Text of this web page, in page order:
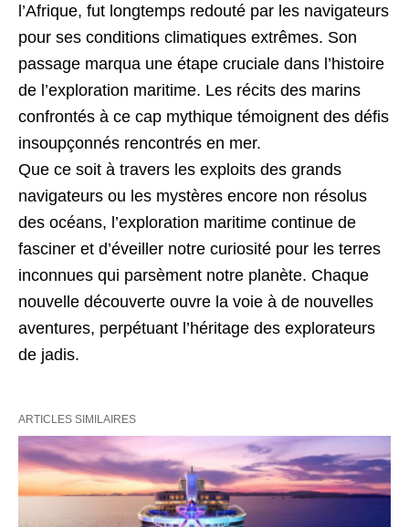
l’Afrique, fut longtemps redouté par les navigateurs
pour ses conditions climatiques extrêmes. Son
passage marqua une étape cruciale dans l’histoire
de l’exploration maritime. Les récits des marins
confrontés à ce cap mythique témoignent des défis
insoupçonnés rencontrés en mer.
Que ce soit à travers les exploits des grands
navigateurs ou les mystères encore non résolus
des océans, l’exploration maritime continue de
fasciner et d’éveiller notre curiosité pour les terres
inconnues qui parsèment notre planète. Chaque
nouvelle découverte ouvre la voie à de nouvelles
aventures, perpétuant l’héritage des explorateurs
de jadis.
ARTICLES SIMILAIRES